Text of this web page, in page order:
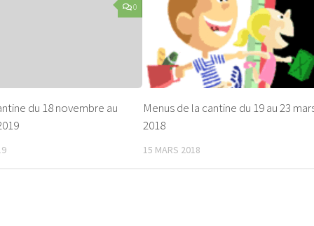
0
du 18 novembre au
Menus de la cantine du 19 au 23
2018
15 MARS 2018